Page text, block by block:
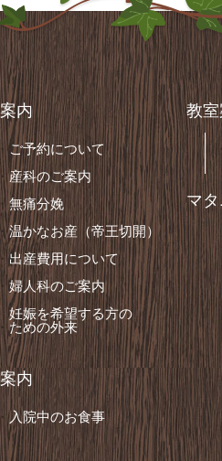
内
ご予約について
産科のご案内
無痛分娩
温かなお産（帝王切開）
出産費用について
婦人科のご案内
妊娠を希望する方の
ための外来
内
入院中のお食事
教
マ